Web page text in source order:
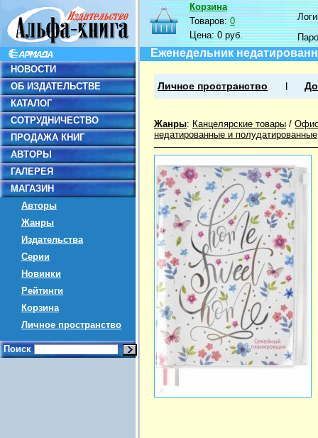
НОВОСТИ
ОБ ИЗДАТЕЛЬСТВЕ
КАТАЛОГ
СОТРУДНИЧЕСТВО
ПРОДАЖА КНИГ
АВТОРЫ
ГАЛЕРЕЯ
МАГАЗИН
Авторы
Жанры
Издательства
Серии
Новинки
Рейтинги
Корзина
Личное пространство
Поиск
Корзина
Товаров:0
Цена:0 руб.
Еженедельник
Личное пространство
Жанры: Канцелярские товары /
недатированные и полудатированные